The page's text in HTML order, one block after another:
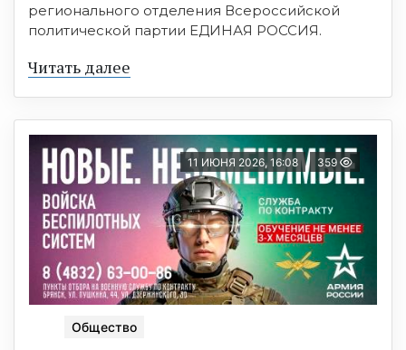
регионального отделения Всероссийской
политической партии ЕДИНАЯ РОССИЯ.
Читать далее
11 ИЮНЯ 2026, 16:08 359
Общество